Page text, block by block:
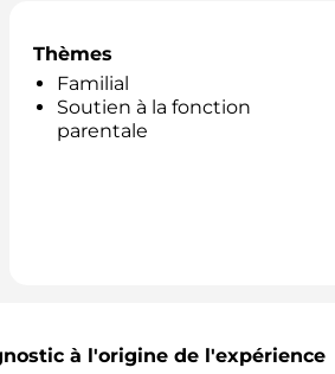
Thèmes
Familial
Soutien à la fonction
parentale
à l'origine de l'expérience